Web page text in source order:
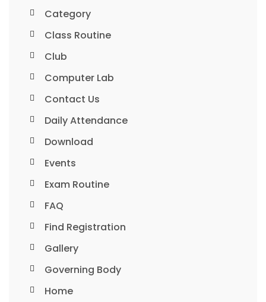
Category
Class Routine
Club
Computer Lab
Contact Us
Daily Attendance
Download
Events
Exam Routine
FAQ
Find Registration
Gallery
Governing Body
Home